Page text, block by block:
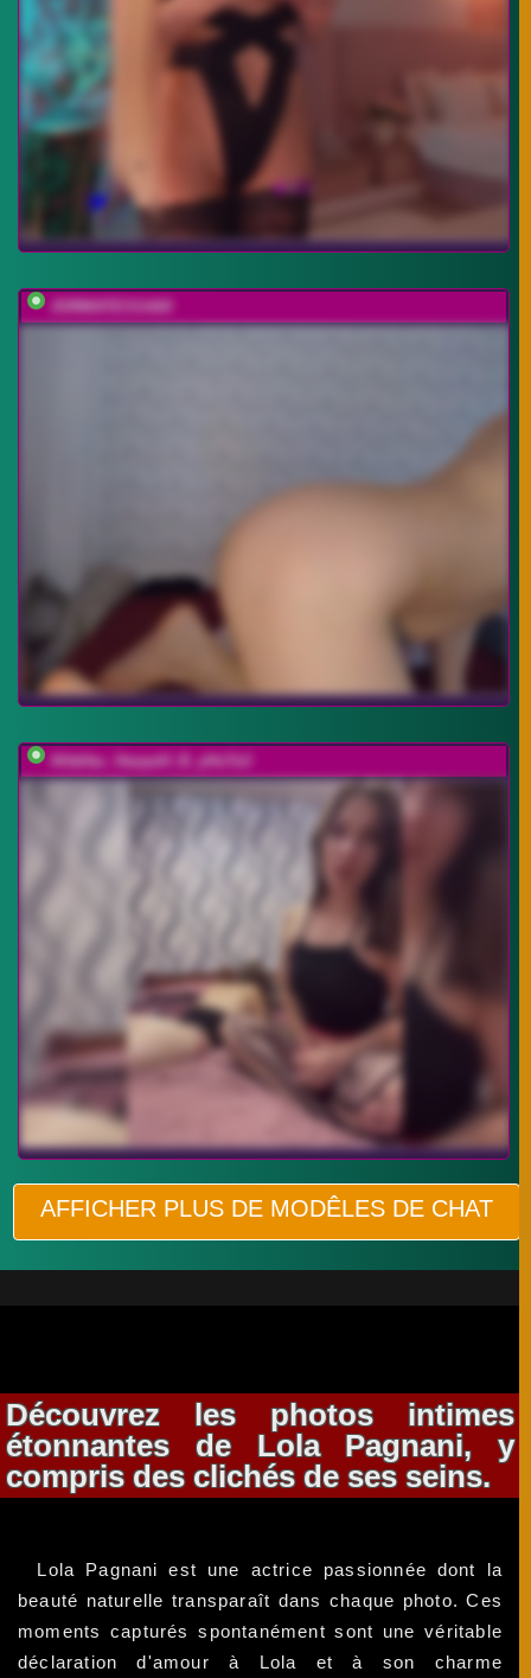
JORMATESSA69
AHaHac_HaxpeH_B_yHuTa3
AFFICHER PLUS DE MODÊLES DE CHAT
Découvrez les photos intimes
étonnantes de Lola Pagnani, y
compris des clichés de ses seins.
Lola Pagnani est une actrice passionnée dont la
beauté naturelle transparaît dans chaque photo. Ces
moments capturés spontanément sont une véritable
déclaration d'amour à Lola et à son charme